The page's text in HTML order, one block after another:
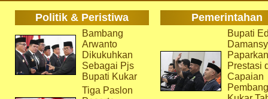
Politik & Peristiwa Pemerintahan
Bambang
Arwanto
Dikukuhkan
Sebagai Pjs
Bupati Kukar
Tiga Paslon
Bupati
Paparkan
Prestasi
Capaian